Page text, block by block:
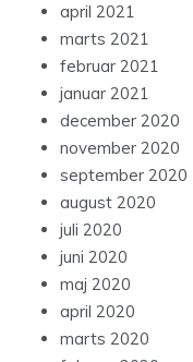
april 2021
marts 2021
februar 2021
januar 2021
december 2020
november 2020
september 2020
august 2020
juli 2020
juni 2020
maj 2020
april 2020
marts 2020